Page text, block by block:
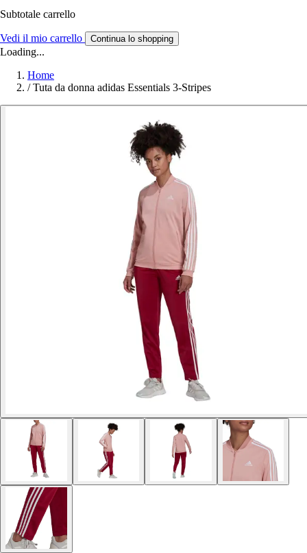
Subtotale carrello
Vedi il mio carrello Continua lo shopping
Loading...
Home
/ Tuta da donna adidas Essentials 3-Stripes